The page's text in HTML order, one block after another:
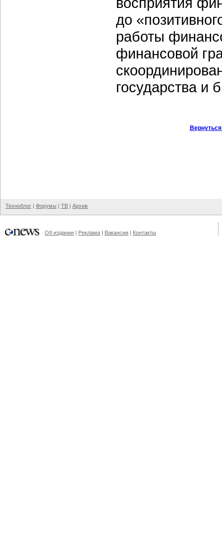
до
работы
финансовой
государства и
Техноблог | Форумы | ТВ | Архив
Об издании | Реклама | Вакансии | Контакты